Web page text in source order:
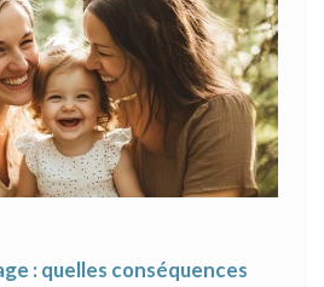
: quelles conséquences